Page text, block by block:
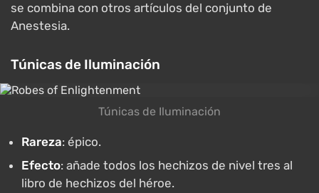
se combina con otros artículos del conjunto de
Anestesia.
Túnicas de Iluminación
Túnicas de Iluminación
Rareza: épico.
Efecto: añade todos los hechizos de nivel tres al
libro de hechizos del héroe.